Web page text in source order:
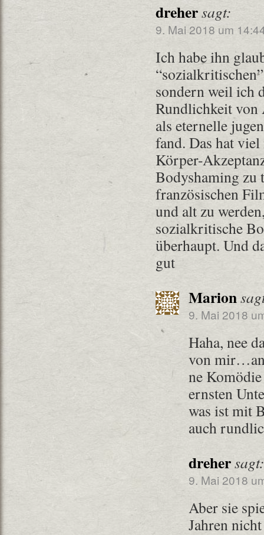
drehersagt:
9. Mai 2018 um
Ich habe ihn
sondern weil ich
Rundlichkeit von
als eternelle
fand. Das hat
Körper-
Bodyshaming zu
französischen
und alt zu
sozialkritische
überhaupt. Und
gut
Marion
9. Mai 2018
Haha, nee
von
ne
ernsten
was ist mit
auch
drehersagt:
9. Mai 2018
Aber sie
Jahren